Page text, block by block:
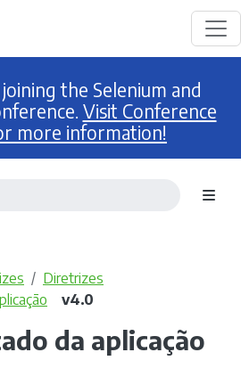
the Selenium and
Visit Conference
more information!
Diretrizes
v4.0
da aplicação